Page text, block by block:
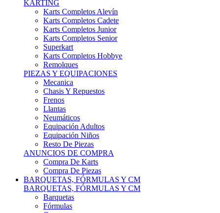
Karts Completos Cadete
Karts Completos Junior
Karts Completos Senior
Superkart
Karts Completos Hobbye
Remolques
PIEZAS Y EQUIPACIONES
Mecanica
Chasis Y Repuestos
Frenos
Llantas
Neumáticos
Equipación Adultos
Equipación Niños
Resto De Piezas
ANUNCIOS DE COMPRA
Compra De Karts
Compra De Piezas
BARQUETAS, FÓRMULAS Y CM
BARQUETAS, FÓRMULAS Y CM
Barquetas
Fórmulas
Cm
Prototipos